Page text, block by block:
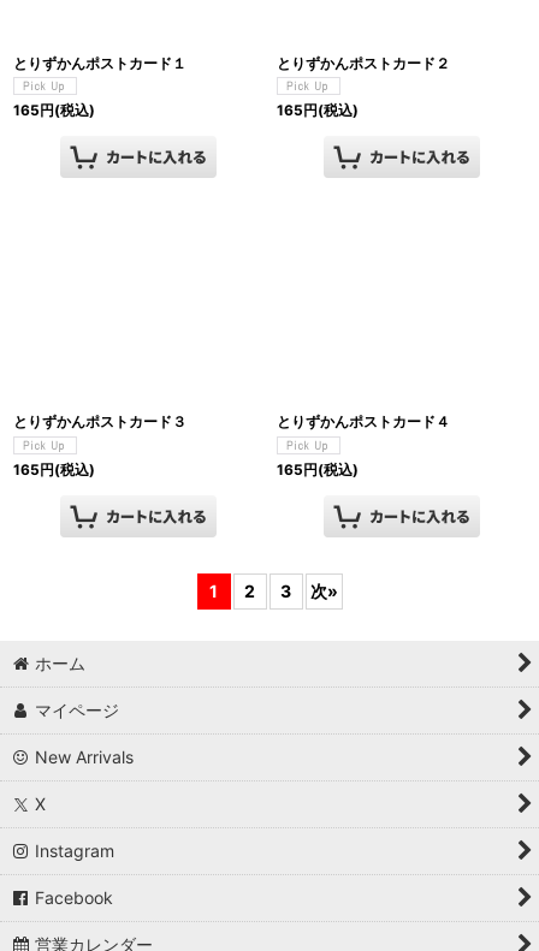
とりずかんポストカード１
165円(税込)
とりずかんポストカード２
165円(税込)
とりずかんポストカード３
165円(税込)
とりずかんポストカード４
165円(税込)
1 2 3 次»
ホーム
マイページ
New Arrivals
X
Instagram
Facebook
営業カレンダー